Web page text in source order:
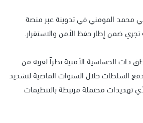
محمد المومني في تدوينة عبر منصة
تجري ضمن إطار حفظ الأمن والاستقرار.
ذات الحساسية الأمنية نظراً لقربه من
السلطات خلال السنوات الماضية لتشديد
تهديدات محتملة مرتبطة بالتنظيمات